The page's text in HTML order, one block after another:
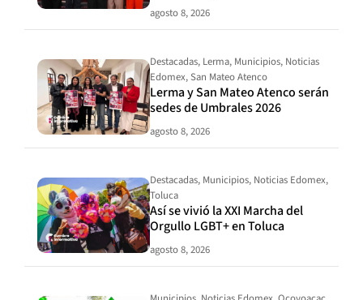
agosto 8, 2026
Destacadas, Lerma, Municipios, Noticias
Edomex,San Mateo Atenco
Lerma y San Mateo Atenco serán
sedes de Umbrales 2026
agosto 8, 2026
Destacadas, Municipios, Noticias Edomex,
Toluca
Así se vivió la XXI Marcha del
Orgullo LGBT+ en Toluca
agosto 8, 2026